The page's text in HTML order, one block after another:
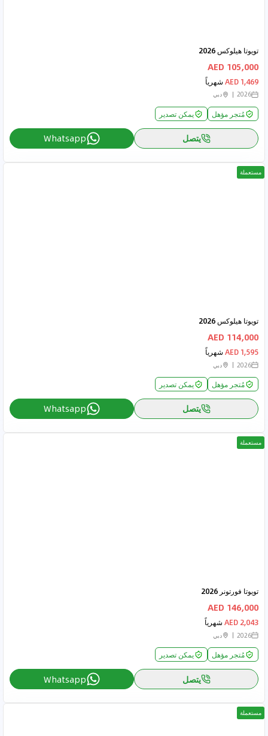
تويوتا هيلوكس 2026
105,000 AED
1,469 AED شهرياً
2026 دبي
مُتجر مؤهل يمكن تصدير
يتصل Whatsapp
مستعملة
تويوتا هيلوكس 2026
114,000 AED
1,595 AED شهرياً
2026 دبي
مُتجر مؤهل يمكن تصدير
يتصل Whatsapp
مستعملة
تويوتا فورتونر 2026
146,000 AED
2,043 AED شهرياً
2026 دبي
مُتجر مؤهل يمكن تصدير
يتصل Whatsapp
مستعملة